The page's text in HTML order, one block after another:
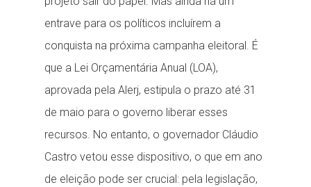
entrave para os políticos incluírem a
conquista na próxima campanha eleitoral. É
que a Lei Orçamentária Anual (LOA),
aprovada pela Alerj, estipula o prazo até 31
de maio para o governo liberar esses
recursos. No entanto, o governador Cláudio
Castro vetou esse dispositivo, o que em ano
de eleição pode ser crucial: pela legislação,